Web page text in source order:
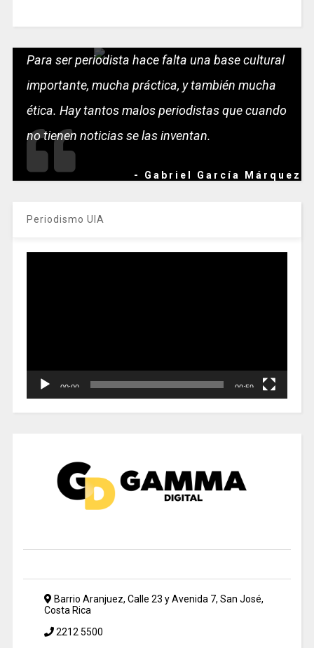
Para ser periodista hace falta una base cultural
importante, mucha práctica, y también mucha
ética. Hay tantos malos periodistas que cuando
no tienen noticias se las inventan.
- Gabriel García Márquez
Periodismo UIA
00:00 00:59
Barrio Aranjuez, Calle 23 y Avenida 7, San José,
Costa Rica
2212 5500